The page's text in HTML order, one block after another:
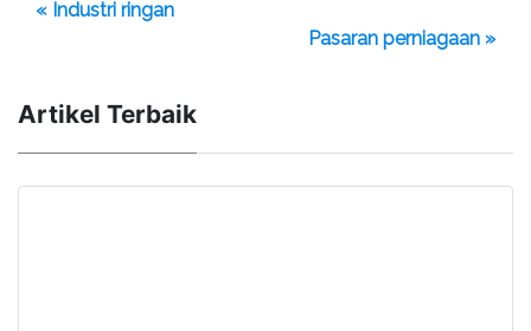
« Industri ringan
Pasaran perniagaan »
Artikel Terbaik